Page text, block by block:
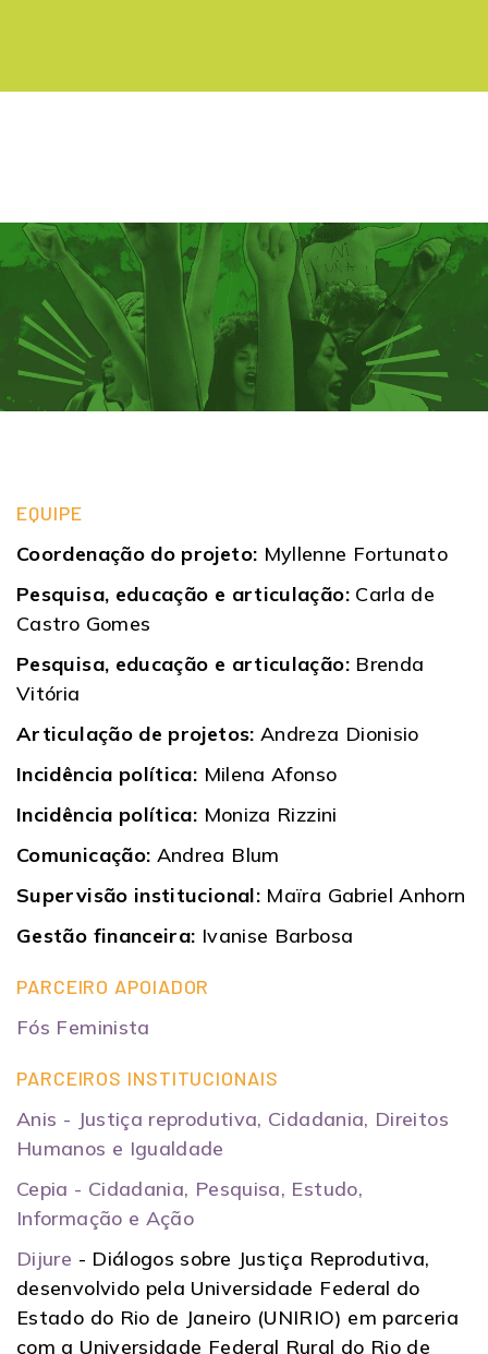
EQUIPE
Coordenação do projeto: Myllenne Fortunato
Pesquisa, educação e articulação: Carla de
Castro Gomes
Pesquisa, educação e articulação: Brenda
Vitória
Articulação de projetos: Andreza Dionisio
Incidência política: Milena Afonso
Incidência política: Moniza Rizzini
Comunicação: Andrea Blum
Supervisão institucional: Maïra Gabriel Anhorn
Gestão financeira: Ivanise Barbosa
PARCEIRO APOIADOR
Fós Feminista
PARCEIROS INSTITUCIONAIS
Anis - Justiça reprodutiva, Cidadania, Direitos
Humanos e Igualdade
Cepia - Cidadania, Pesquisa, Estudo,
Informação e Ação
Dijure - Diálogos sobre Justiça Reprodutiva,
desenvolvido pela Universidade Federal do
Estado do Rio de Janeiro (UNIRIO) em parceria
com a Universidade Federal Rural do Rio de